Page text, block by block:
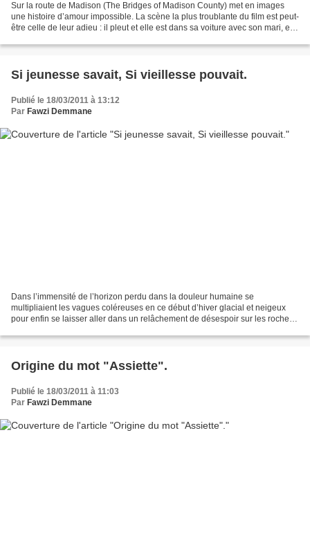
Sur la route de Madison (The Bridges of Madison County) met en images
une histoire d’amour impossible. La scène la plus troublante du film est peut-
être celle de leur adieu : il pleut et elle est dans sa voiture avec son mari, elle
Si jeunesse savait, Si vieillesse pouvait.
Publié le 18/03/2011 à 13:12
Par Fawzi Demmane
Dans l’immensité de l’horizon perdu dans la douleur humaine se
multipliaient les vagues coléreuses en ce début d’hiver glacial et neigeux
pour enfin se laisser aller dans un relâchement de désespoir sur les rochers
Origine du mot "Assiette".
Publié le 18/03/2011 à 11:03
Par Fawzi Demmane